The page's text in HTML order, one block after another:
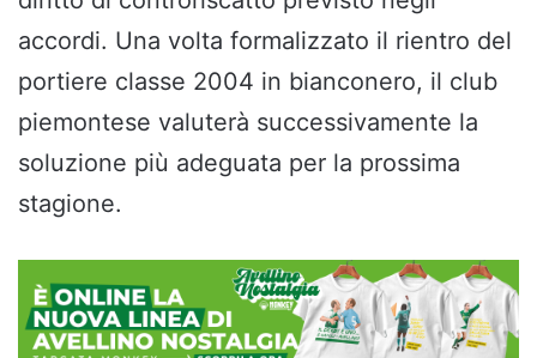
accordi. Una volta formalizzato il rientro del
portiere classe 2004 in bianconero, il club
piemontese valuterà successivamente la
soluzione più adeguata per la prossima
stagione.